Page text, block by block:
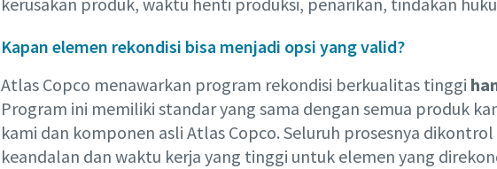
Kapan elemen rekondisi bisa menjadi opsi yang valid?
Atlas Copco menawarkan program rekondisi berkualitas tinggi
Program ini memiliki standar yang sama dengan semua produk
kami dan komponen asli Atlas Copco. Seluruh prosesnya
keandalan dan waktu kerja yang tinggi untuk elemen yang